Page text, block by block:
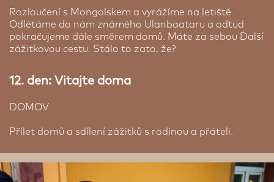
Rozloučení s Mongolskem a vyrážíme na letiště.
Odlétáme do nám známého Ulanbaataru a odtud
pokračujeme dále směrem domů. Máte za sebou Další
zážitkovou cestu. Stálo to zato, že?
12. den: Vitajte doma
DOMOV
Přílet domů a sdílení zážitků s rodinou a přáteli.